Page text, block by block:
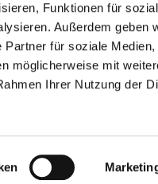
Funktionen für
Außerdem geben
für soziale Medien,
möglicherweise mit
Ihrer Nutzung der
Heilig Kreuz:
So 8-18 Uhr